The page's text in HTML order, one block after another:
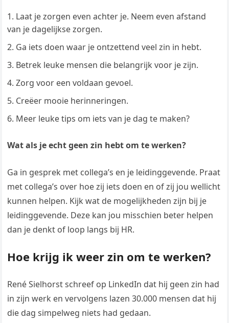
Laat je zorgen even achter je. Neem even afstand
van je dagelijkse zorgen.
Ga iets doen waar je ontzettend veel zin in hebt.
Betrek leuke mensen die belangrijk voor je zijn.
Zorg voor een voldaan gevoel.
Creëer mooie herinneringen.
Meer leuke tips om iets van je dag te maken?
Wat als je echt geen zin hebt om te werken?
Ga in gesprek met collega’s en je leidinggevende. Praat
met collega’s over hoe zij iets doen en of zij jou wellicht
kunnen helpen. Kijk wat de mogelijkheden zijn bij je
leidinggevende. Deze kan jou misschien beter helpen
dan je denkt of loop langs bij HR.
Hoe krijg ik weer zin om te werken?
René Sielhorst schreef op LinkedIn dat hij geen zin had
in zijn werk en vervolgens lazen 30.000 mensen dat hij
die dag simpelweg niets had gedaan.